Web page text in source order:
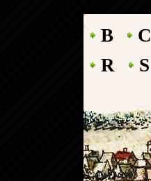
B C
R
S